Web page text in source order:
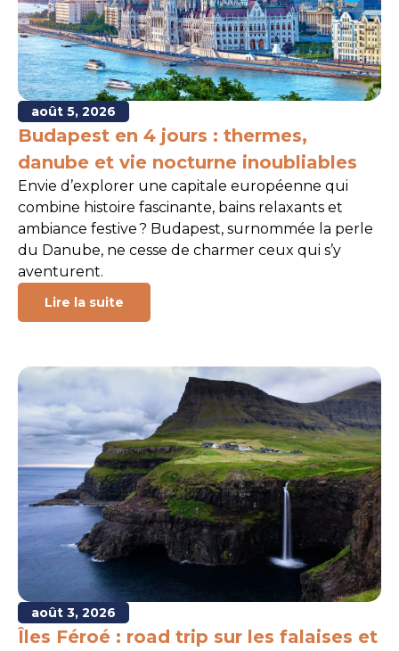
août 5, 2026
Budapest en 4 jours : thermes,
danube et vie nocturne inoubliables
Envie d’explorer une capitale européenne qui
combine histoire fascinante, bains relaxants et
ambiance festive ? Budapest, surnommée la perle
du Danube, ne cesse de charmer ceux qui s’y
aventurent.
Lire la suite
août 3, 2026
Îles Féroé : road trip sur les falaises et